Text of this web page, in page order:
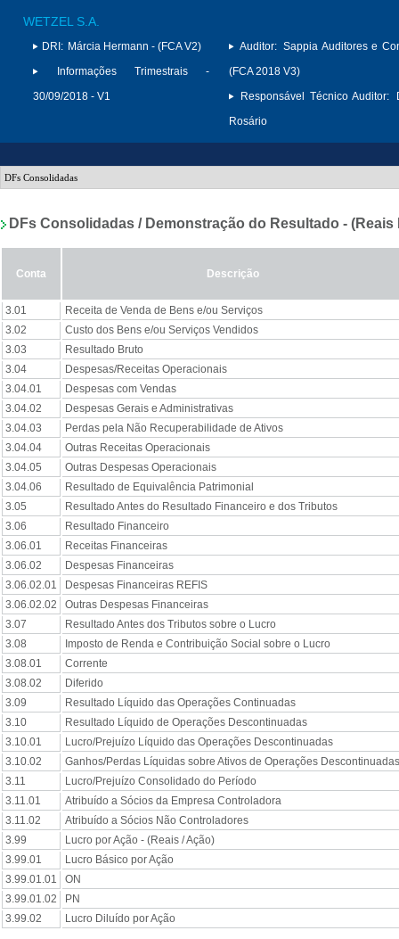
WETZEL S.A.
DRI: Márcia Hermann - (FCA V2)
Informações Trimestrais -
30/09/2018 - V1
Auditor: Sappia Auditores e
(FCA 2018 V3)
Responsável Técnico Auditor:
Rosário